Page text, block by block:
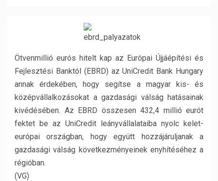
Ötvenmillió eurós hitelt kap az Európai Újjáépítési és
Fejlesztési Banktól (EBRD) az UniCredit Bank Hungary
annak érdekében, hogy segítse a magyar kis- és
középvállalkozásokat a gazdasági válság hatásainak
kivédésében. Az EBRD összesen 432,4 millió eurót
fektet be az UniCredit leányvállalataiba nyolc kelet-
európai országban, hogy együtt hozzájáruljanak a
gazdasági válság következményeinek enyhítéséhez a
régióban.
(VG)